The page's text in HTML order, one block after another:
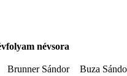
névsora
Brunner Sándor
Buza